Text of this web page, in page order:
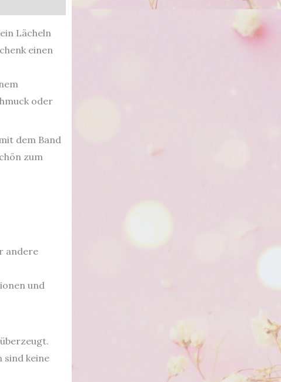
Lächeln
einen
oder
dem Band
zum
andere
und
sind keine